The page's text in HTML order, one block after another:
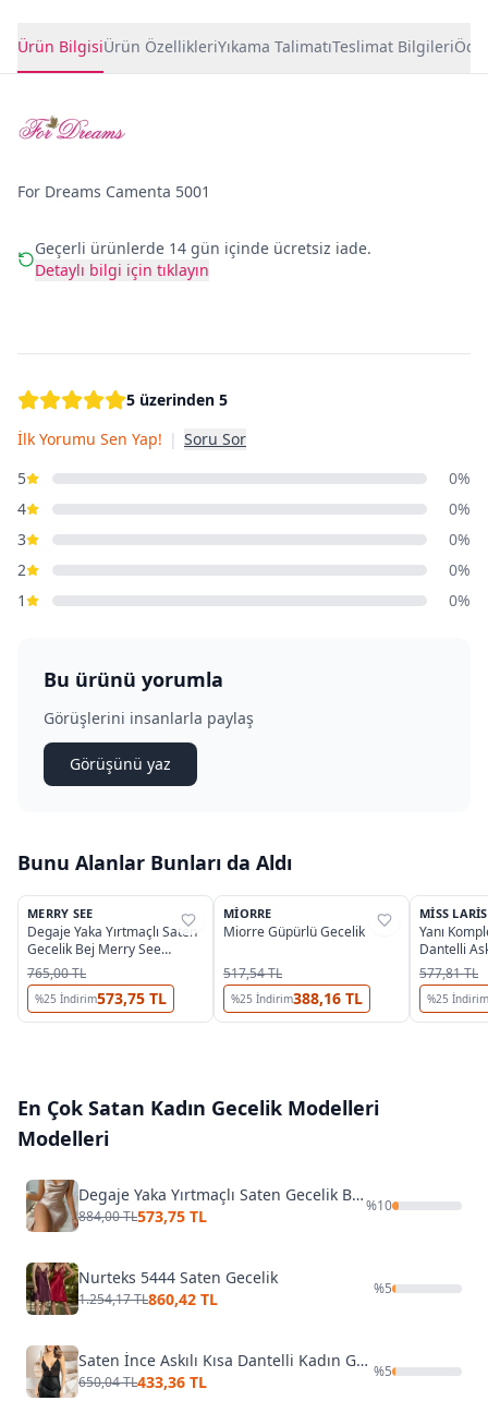
Ürün BilgisiÜrün ÖzellikleriYıkama TalimatıTeslimat Bilgileri
For Dreams Camenta 5001
Geçerli ürünlerde 14 gün içinde ücretsiz iade.
Detaylı bilgi için tıklayın
5 üzerinden 5
İlk Yorumu Sen Yap! | Soru Sor
5
0%
4
0%
3
0%
2
0%
1
0%
Bu ürünü yorumla
Görüşlerini insanlarla paylaş
Görüşünü yaz
Bunu Alanlar Bunları da Aldı
%35
MERRY SEE
Degaje Yaka Yırtmaçlı Saten
Gecelik Bej Merry See
MS2389 Bej
765,00 TL
%25 İndirim573,75 TL
%40
MIORRE
Miorre Güpürlü Gecelik
517,54 TL
%25 İndirim388,16 TL
%33
MISS LARIS
Yanı
Dantelli
Miss Laris
577,81 TL
%25 İndirim
En Çok Satan Kadın Gecelik Modelleri
Modelleri
Degaje Yaka Yırtmaçlı Saten Gecelik Bej Merry See MS2389 Bej
884,00 TL573,75 TL
%10
Nurteks 5444 Saten Gecelik
1.254,17 TL860,42 TL
%5
Saten İnce Askılı Kısa Dantelli Kadın Gecelik Miss Laris 2103
650,04 TL433,36 TL
%5